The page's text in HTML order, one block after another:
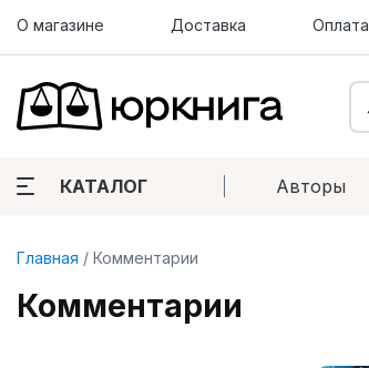
О магазине Доставка Оплата
КАТАЛОГ Авторы
Главная Комментарии
Комментарии